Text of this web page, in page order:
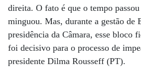
direita. O fato é que o tempo
minguou. Mas, durante a gestão de
presidência da Câmara, esse bloco
foi decisivo para o processo de
presidente Dilma Rousseff (PT).